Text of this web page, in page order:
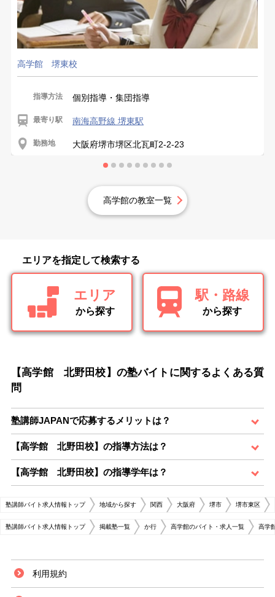
高学館 堺東校
指導方法 個別指導・集団指導
最寄り駅 南海高野線 堺東駅
勤務地 大阪府堺市堺区北瓦町2-2-23
高学館の教室一覧
エリアを指定して検索する
エリア
から探す
駅・路線
から探す
【高学館 北野田校】の塾バイトに関するよくある質
問
塾講師JAPANで応募するメリットは？
【高学館 北野田校】の指導方法は？
【高学館 北野田校】の指導学年は？
塾講師バイト求人情報トップ 地域から探す 関西 大阪府 堺市 堺市東区
塾講師バイト求人情報トップ 掲載塾一覧 か行 高学館のバイト・求人一覧 高学
利用規約